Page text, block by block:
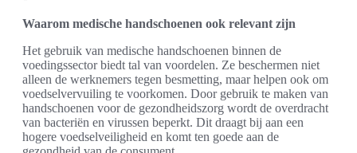
Waarom medische handschoenen ook relevant zijn
Het gebruik van medische handschoenen binnen de
voedingssector biedt tal van voordelen. Ze beschermen niet
alleen de werknemers tegen besmetting, maar helpen ook om
voedselvervuiling te voorkomen. Door gebruik te maken van
handschoenen voor de gezondheidszorg wordt de overdracht
van bacteriën en virussen beperkt. Dit draagt bij aan een
hogere voedselveiligheid en komt ten goede aan de